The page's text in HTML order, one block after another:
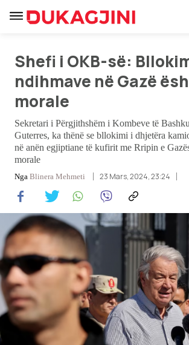
Sport
Pikëpamje
Kulturë
Showbiz
Ekonomi
Teknologji
Shefi i OKB-së:
ndihmave në Gazë
morale
Sekretari i Përgjithshëm i Kombeve të
Guterres, ka thënë se bllokimi i dhjetëra
në anën egjiptiane të kufirit me Rripin e
morale
Nga Blinera Mehmeti 23 Mars, 2024, 23:24